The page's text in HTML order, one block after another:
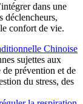
dans une
déclencheurs,
confort de vie.
Chinoise
sujettes aux
de prévention et de
du stress, des